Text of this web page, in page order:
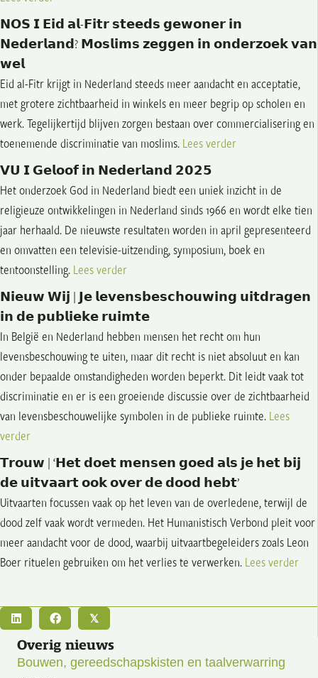
𝗡𝗢𝗦 𝗜 𝗘𝗶𝗱 𝗮𝗹-𝗙𝗶𝘁𝗿 𝘀𝘁𝗲𝗲𝗱𝘀 𝗴𝗲𝘄𝗼𝗻𝗲𝗿 𝗶𝗻
𝗡𝗲𝗱𝗲𝗿𝗹𝗮𝗻𝗱? 𝗠𝗼𝘀𝗹𝗶𝗺𝘀 𝘇𝗲𝗴𝗴𝗲𝗻 𝗶𝗻 𝗼𝗻𝗱𝗲𝗿𝘇𝗼𝗲𝗸 𝘃𝗮𝗻
𝘄𝗲𝗹
Eid al-Fitr krijgt in Nederland steeds meer aandacht en acceptatie,
met grotere zichtbaarheid in winkels en meer begrip op scholen en
werk. Tegelijkertijd blijven zorgen bestaan over commercialisering en
toenemende discriminatie van moslims. Lees verder
𝗩𝗨 𝗜 𝗚𝗲𝗹𝗼𝗼𝗳 𝗶𝗻 𝗡𝗲𝗱𝗲𝗿𝗹𝗮𝗻𝗱 𝟮𝟬𝟮𝟱
Het onderzoek God in Nederland biedt een uniek inzicht in de
religieuze ontwikkelingen in Nederland sinds 1966 en wordt elke tien
jaar herhaald. De nieuwste resultaten worden in april gepresenteerd
en omvatten een televisie-uitzending, symposium, boek en
tentoonstelling. Lees verder
𝗡𝗶𝗲𝘂𝘄 𝗪𝗶𝗷 | 𝗝𝗲 𝗹𝗲𝘃𝗲𝗻𝘀𝗯𝗲𝘀𝗰𝗵𝗼𝘂𝘄𝗶𝗻𝗴 𝘂𝗶𝘁𝗱𝗿𝗮𝗴𝗲𝗻
𝗶𝗻 𝗱𝗲 𝗽𝘂𝗯𝗹𝗶𝗲𝗸𝗲 𝗿𝘂𝗶𝗺𝘁𝗲
In België en Nederland hebben mensen het recht om hun
levensbeschouwing te uiten, maar dit recht is niet absoluut en kan
onder bepaalde omstandigheden worden beperkt. Dit leidt vaak tot
discriminatie en er is een groeiende discussie over de zichtbaarheid
van levensbeschouwelijke symbolen in de publieke ruimte. Lees
verder
𝗧𝗿𝗼𝘂𝘄 | ‘𝗛𝗲𝘁 𝗱𝗼𝗲𝘁 𝗺𝗲𝗻𝘀𝗲𝗻 𝗴𝗼𝗲𝗱 𝗮𝗹𝘀 𝗷𝗲 𝗵𝗲𝘁 𝗯𝗶𝗷
𝗱𝗲 𝘂𝗶𝘁𝘃𝗮𝗮𝗿𝘁 𝗼𝗼𝗸 𝗼𝘃𝗲𝗿 𝗱𝗲 𝗱𝗼𝗼𝗱 𝗵𝗲𝗯𝘁’
Uitvaarten focussen vaak op het leven van de overledene, terwijl de
dood zelf vaak wordt vermeden. Het Humanistisch Verbond pleit voor
meer aandacht voor de dood, waarbij uitvaartbegeleiders zoals Leon
Boer rituelen gebruiken om het verlies te verwerken. Lees verder
𝕏
Overig nieuws
Bouwen, gereedschapskisten en taalverwarring